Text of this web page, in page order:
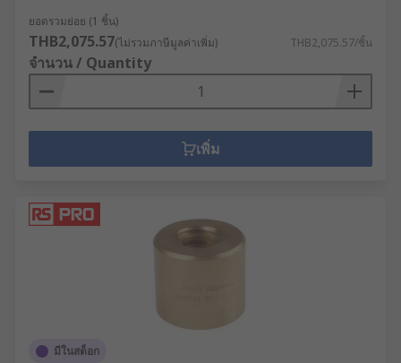
ยอดรวมย่อย (1 ชิ้น)
THB2,075.57(ไม่รวมภาษีมูลค่าเพิ่ม) THB2,075.57/ชิ้น
จำนวน / Quantity
เพิ่ม
มีในสต็อก